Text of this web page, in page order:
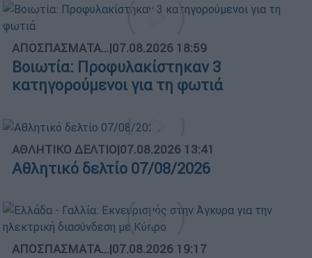
ΑΠΟΣΠΑΣΜΑΤΑ...|07.08.2026 18:59
Βοιωτία: Προφυλακίστηκαν 3
κατηγορούμενοι για τη φωτιά
ΑΘΛΗΤΙΚΟ ΔΕΛΤΙΟ|07.08.2026 13:41
Αθλητικό δελτίο 07/08/2026
ΑΠΟΣΠΑΣΜΑΤΑ...|07.08.2026 19:17